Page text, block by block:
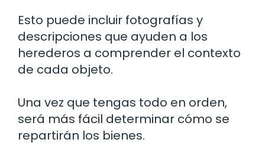
Esto puede incluir fotografías y
descripciones que ayuden a los
herederos a comprender el contexto
de cada objeto.
Una vez que tengas todo en orden,
será más fácil determinar cómo se
repartirán los bienes.